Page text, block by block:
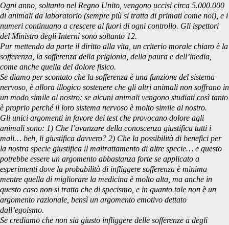
Ogni anno, soltanto nel Regno Unito, vengono uccisi circa 5.000.000
di animali da laboratorio (sempre più si tratta di primati come noi), e i
numeri continuano a crescere al fuori di ogni controllo. Gli ispettori
del Ministro degli Interni sono soltanto 12.
Pur mettendo da parte il diritto alla vita, un criterio morale chiaro è la
sofferenza, la sofferenza della prigionia, della paura e dell’inedia,
come anche quella del dolore fisico.
Se diamo per scontato che la sofferenza è una funzione del sistema
nervoso, è allora illogico sostenere che gli altri animali non soffrano in
un modo simile al nostro: se alcuni animali vengono studiati così tanto
è proprio perché il loro sistema nervoso è molto simile al nostro.
Gli unici argomenti in favore dei test che provocano dolore agli
animali sono: 1) Che l’avanzare della conoscenza giustifica tutti i
mali… beh, li giustifica davvero? 2) Che la possibilità di benefici per
la nostra specie giustifica il maltrattamento di altre specie… e questo
potrebbe essere un argomento abbastanza forte se applicato a
esperimenti dove la probabilità di infliggere sofferenza è minima
mentre quella di migliorare la medicina è molto alta, ma anche in
questo caso non si tratta che di specismo, e in quanto tale non è un
argomento razionale, bensì un argomento emotivo dettato
dall’egoismo.
Se crediamo che non sia giusto infliggere delle sofferenze a degli